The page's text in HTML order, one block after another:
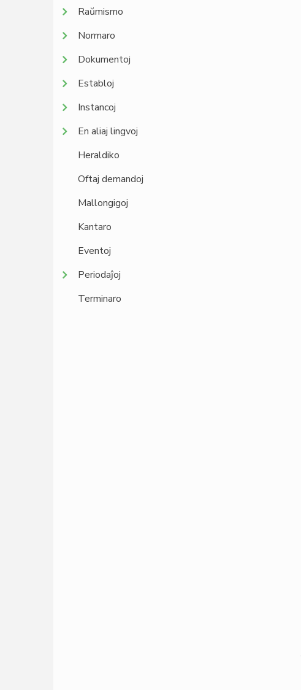
Raŭmismo
Normaro
Dokumentoj
Establoj
Instancoj
En aliaj lingvoj
Heraldiko
Oftaj demandoj
Mallongigoj
Kantaro
Eventoj
Periodaĵoj
Terminaro